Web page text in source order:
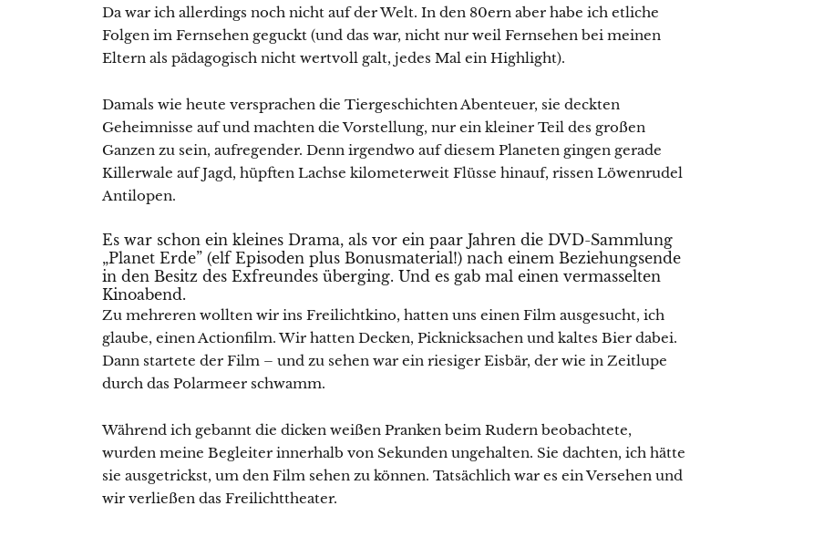
Da war ich allerdings noch nicht auf der Welt. In den 80ern aber habe ich etliche
Folgen im Fernsehen geguckt (und das war, nicht nur weil Fernsehen bei meinen
Eltern als pädagogisch nicht wertvoll galt, jedes Mal ein Highlight).
Damals wie heute versprachen die Tiergeschichten Abenteuer, sie deckten
Geheimnisse auf und machten die Vorstellung, nur ein kleiner Teil des großen
Ganzen zu sein, aufregender. Denn irgendwo auf diesem Planeten gingen gerade
Killerwale auf Jagd, hüpften Lachse kilometerweit Flüsse hinauf, rissen Löwenrudel
Antilopen.
Es war schon ein kleines Drama, als vor ein paar Jahren die DVD-Sammlung
„Planet Erde” (elf Episoden plus Bonusmaterial!) nach einem Beziehungsende
in den Besitz des Exfreundes überging. Und es gab mal einen vermasselten
Kinoabend.
Zu mehreren wollten wir ins Freilichtkino, hatten uns einen Film ausgesucht, ich
glaube, einen Actionfilm. Wir hatten Decken, Picknicksachen und kaltes Bier dabei.
Dann startete der Film – und zu sehen war ein riesiger Eisbär, der wie in Zeitlupe
durch das Polarmeer schwamm.
Während ich gebannt die dicken weißen Pranken beim Rudern beobachtete,
wurden meine Begleiter innerhalb von Sekunden ungehalten. Sie dachten, ich hätte
sie ausgetrickst, um den Film sehen zu können. Tatsächlich war es ein Versehen und
wir verließen das Freilichttheater.